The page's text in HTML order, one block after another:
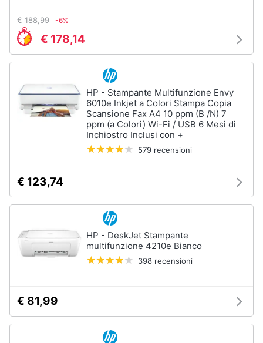
€ 188,99 -6%
€ 178,14
HP - Stampante Multifunzione Envy
6010e Inkjet a Colori Stampa Copia
Scansione Fax A4 10 ppm (B /N) 7
ppm (a Colori) Wi-Fi / USB 6 Mesi di
Inchiostro Inclusi con +
579 recensioni
€ 123,74
HP - DeskJet Stampante
multifunzione 4210e Bianco
398 recensioni
€ 81,99